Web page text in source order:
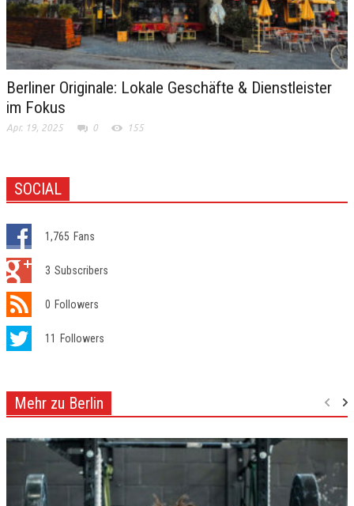
Berliner Originale: Lokale Geschäfte & Dienstleister
im Fokus
Apr. 19, 2025 0 155
SOCIAL
1,765 Fans
3 Subscribers
0 Followers
11 Followers
Mehr zu Berlin